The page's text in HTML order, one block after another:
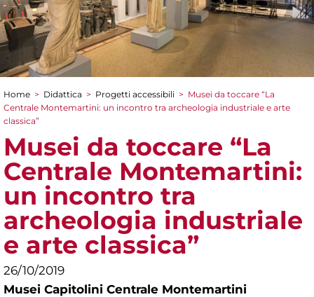
Tu sei qui
Home > Didattica > Progetti accessibili > Musei da toccare “La
Centrale Montemartini: un incontro tra archeologia industriale e arte
classica”
Musei da toccare “La
Centrale Montemartini:
un incontro tra
archeologia industriale
e arte classica”
26/10/2019
Musei Capitolini Centrale Montemartini